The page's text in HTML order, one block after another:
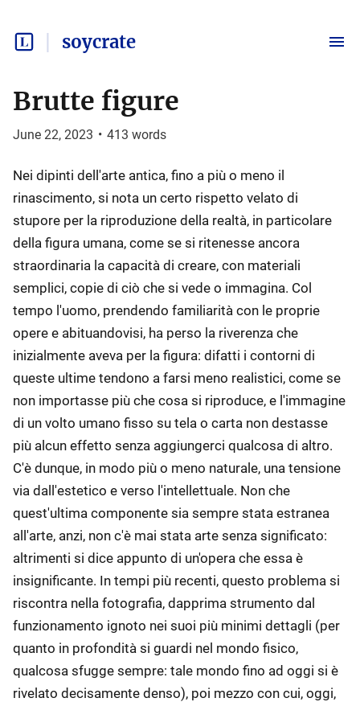
soycrate
Brutte figure
June 22, 2023 • 413 words
Nei dipinti dell'arte antica, fino a più o meno il
rinascimento, si nota un certo rispetto velato di
stupore per la riproduzione della realtà, in particolare
della figura umana, come se si ritenesse ancora
straordinaria la capacità di creare, con materiali
semplici, copie di ciò che si vede o immagina. Col
tempo l'uomo, prendendo familiarità con le proprie
opere e abituandovisi, ha perso la riverenza che
inizialmente aveva per la figura: difatti i contorni di
queste ultime tendono a farsi meno realistici, come se
non importasse più che cosa si riproduce, e l'immagine
di un volto umano fisso su tela o carta non destasse
più alcun effetto senza aggiungerci qualcosa di altro.
C'è dunque, in modo più o meno naturale, una tensione
via dall'estetico e verso l'intellettuale. Non che
quest'ultima componente sia sempre stata estranea
all'arte, anzi, non c'è mai stata arte senza significato:
altrimenti si dice appunto di un'opera che essa è
insignificante. In tempi più recenti, questo problema si
riscontra nella fotografia, dapprima strumento dal
funzionamento ignoto nei suoi più minimi dettagli (per
quanto in profondità si guardi nel mondo fisico,
qualcosa sfugge sempre: tale mondo fino ad oggi si è
rivelato decisamente denso), poi mezzo con cui, oggi,